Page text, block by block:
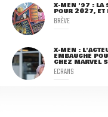
X-MEN '97 : LA
POUR 2027, ET
BRÈVE
X-MEN :
EMBAUCHÉ
CHEZ MARVEL
ECRANS